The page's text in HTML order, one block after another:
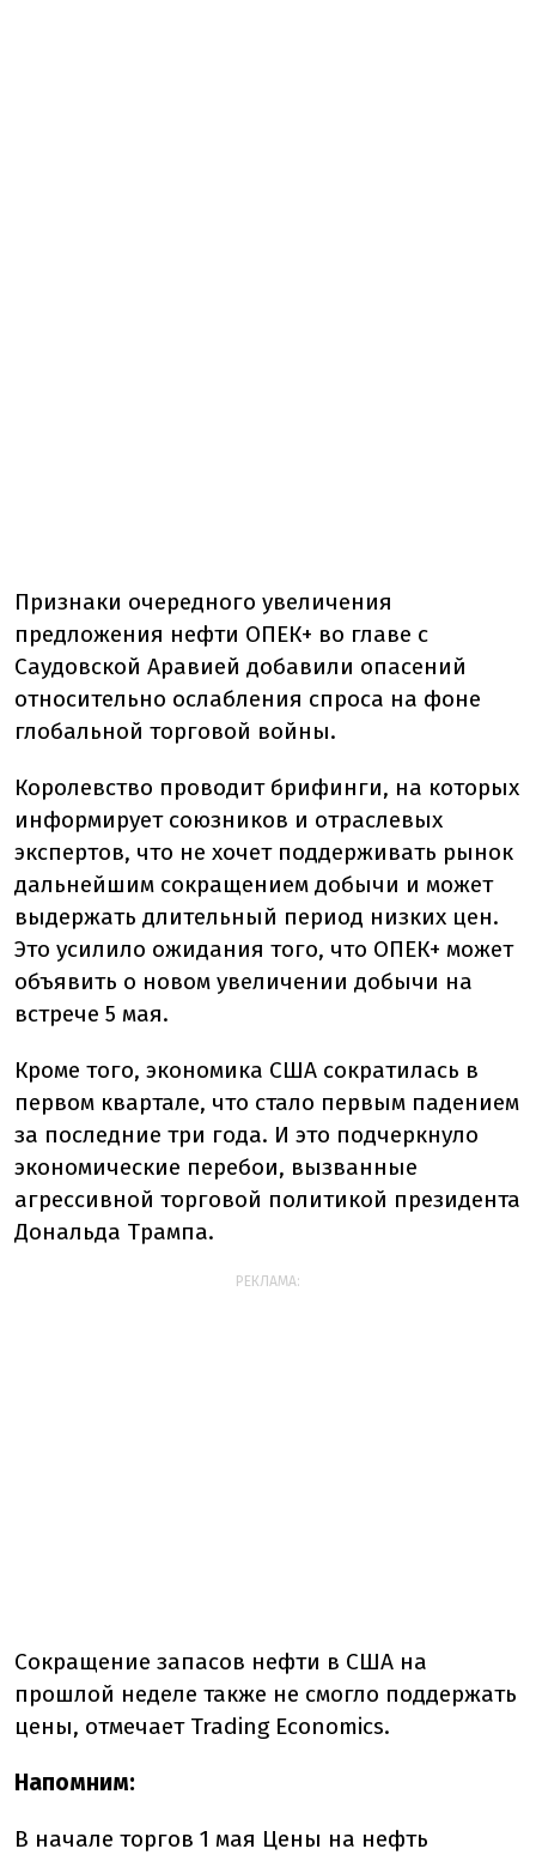
Признаки очередного увеличения
предложения нефти ОПЕК+ во главе с
Саудовской Аравией добавили опасений
относительно ослабления спроса на фоне
глобальной торговой войны.
Королевство проводит брифинги, на которых
информирует союзников и отраслевых
экспертов, что не хочет поддерживать рынок
дальнейшим сокращением добычи и может
выдержать длительный период низких цен.
Это усилило ожидания того, что ОПЕК+ может
объявить о новом увеличении добычи на
встрече 5 мая.
Кроме того, экономика США сократилась в
первом квартале, что стало первым падением
за последние три года. И это подчеркнуло
экономические перебои, вызванные
агрессивной торговой политикой президента
Дональда Трампа.
РЕКЛАМА:
Сокращение запасов нефти в США на
прошлой неделе также не смогло поддержать
цены, отмечает Trading Economics.
Напомним:
В начале торгов 1 мая Цены на нефть